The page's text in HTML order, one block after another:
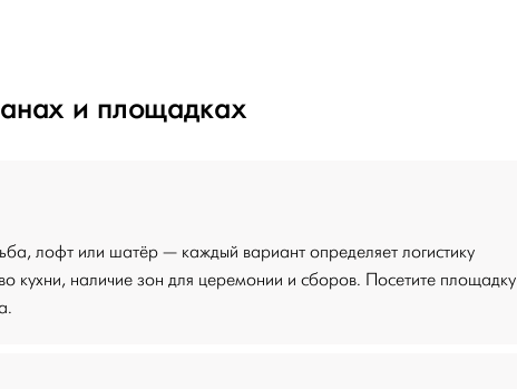
и площадках
лофт или шатёр — каждый вариант определяет логистику
кухни, наличие зон для церемонии и сборов. Посетите площадку